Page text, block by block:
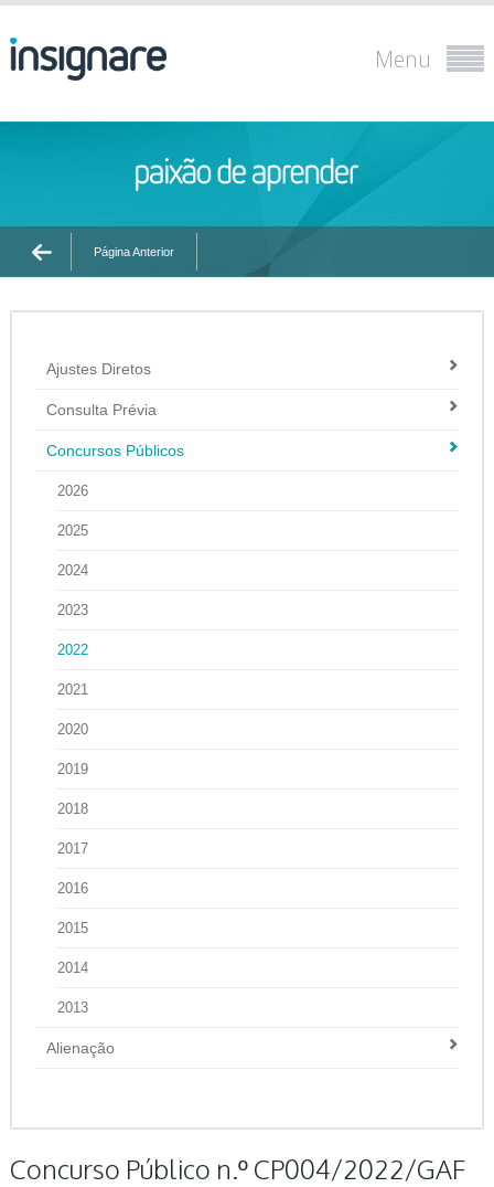
Menu
Página Anterior
Ajustes Diretos
Consulta Prévia
Concursos Públicos
2026
2025
2024
2023
2022
2021
2020
2019
2018
2017
2016
2015
2014
2013
Alienação
Concurso Público n.º CP004/2022/GAF